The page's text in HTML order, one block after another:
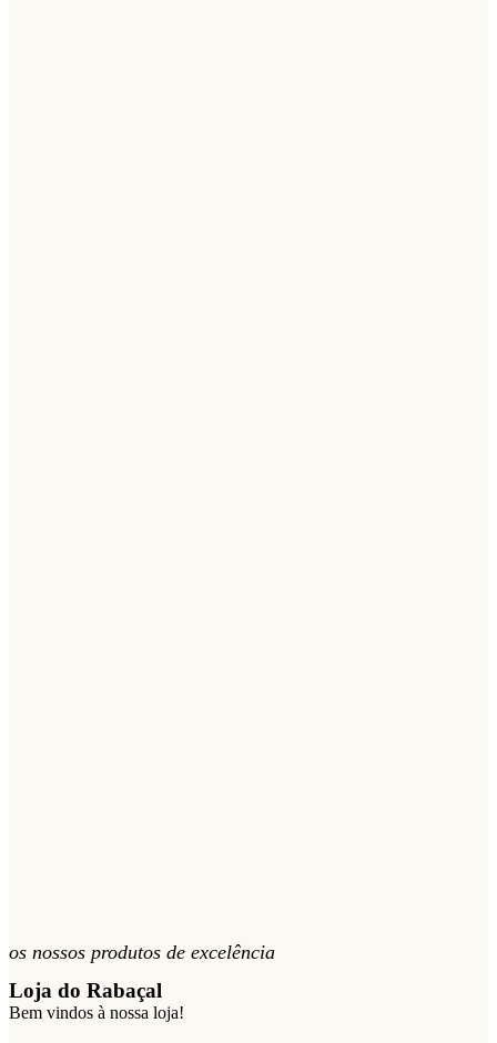
os nossos produtos de excelência
Loja do Rabaçal
Bem vindos à nossa loja!